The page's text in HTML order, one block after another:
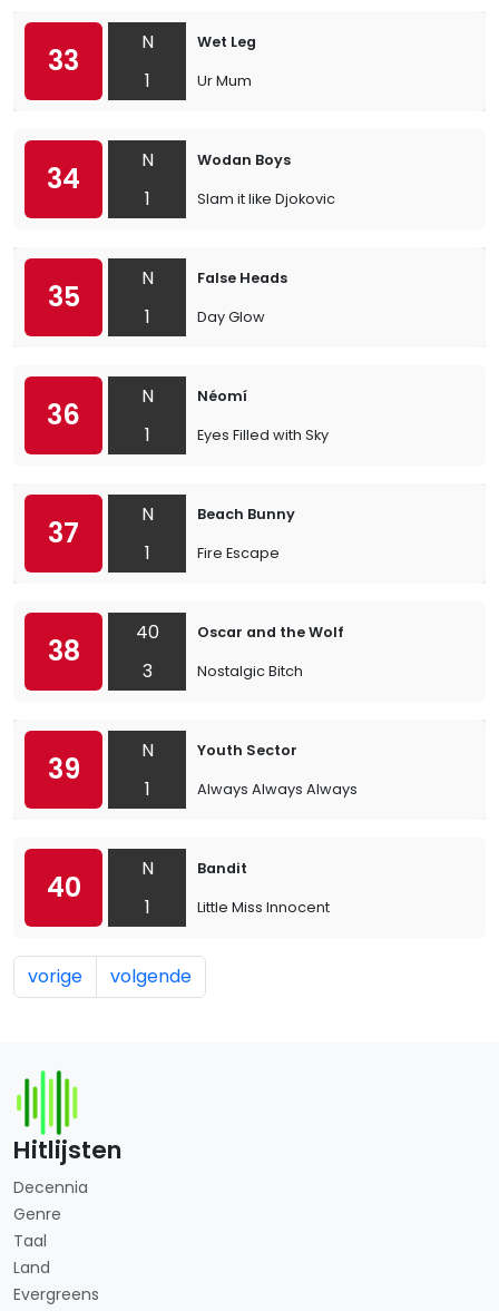
33
N
1
Wet Leg
Ur Mum
34
N
1
Wodan Boys
Slam it like Djokovic
35
N
1
False Heads
Day Glow
36
N
1
Néomí
Eyes Filled with Sky
37
N
1
Beach Bunny
Fire Escape
38
40
3
Oscar and the Wolf
Nostalgic Bitch
39
N
1
Youth Sector
Always Always Always
40
N
1
Bandit
Little Miss Innocent
vorige volgende
Hitlijsten
Decennia
Genre
Taal
Land
Evergreens